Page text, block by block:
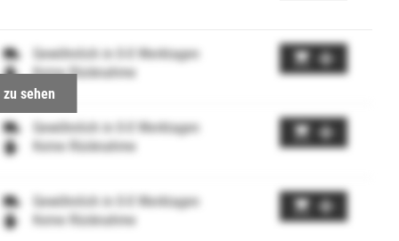
sehen
Gewöhnlich in 0-0 Werktagen
Keine Rücknahme
Gewöhnlich in 0-0 Werktagen
Keine Rücknahme
Gewöhnlich in 0-0 Werktagen
Keine Rücknahme